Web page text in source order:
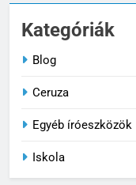
Kategóriák
Blog
Ceruza
Egyéb íróeszközök
Iskola
5